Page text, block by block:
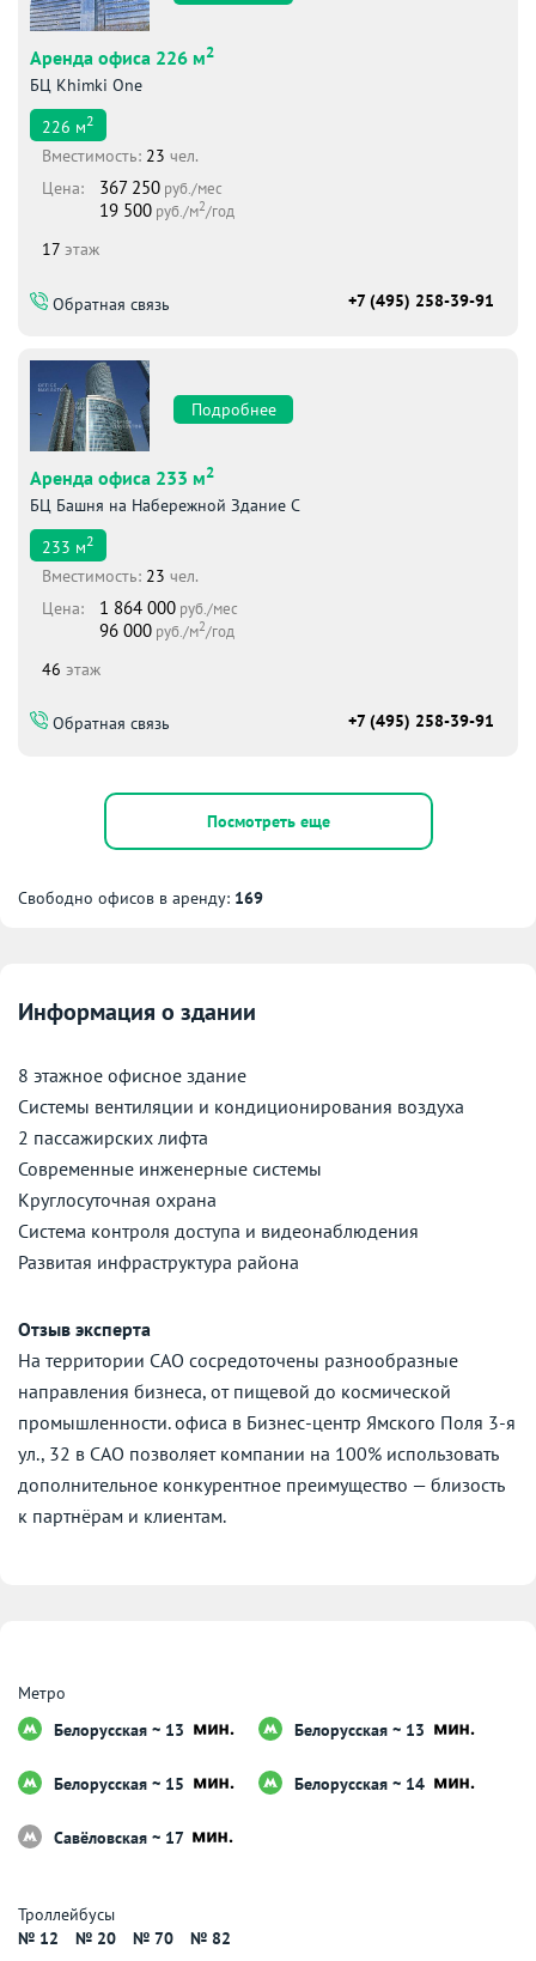
Аренда офиса 226 м2
БЦ Khimki One
226 м2
Вместимоcть: 23 чел.
Цена:
367 250 руб./мес
19 500 руб./м2/год
17 этаж
Обратная связь +7 (495) 258-39-91
Подробнее
Аренда офиса 233 м2
БЦ Башня на Набережной Здание С
233 м2
Вместимоcть: 23 чел.
Цена:
1 864 000 руб./мес
96 000 руб./м2/год
46 этаж
Обратная связь +7 (495) 258-39-91
Посмотреть еще
Свободно офисов в аренду: 169
Информация о здании
8 этажное офисное здание
Системы вентиляции и кондиционирования воздуха
2 пассажирских лифта
Современные инженерные системы
Круглосуточная охрана
Cистема контроля доступа и видеонаблюдения
Развитая инфраструктура района
Отзыв эксперта
На территории САО сосредоточены разнообразные
направления бизнеса, от пищевой до космической
промышленности. офиса в Бизнес-центр Ямского Поля 3-я
ул., 32 в САО позволяет компании на 100% использовать
дополнительное конкурентное преимущество — близость
к партнёрам и клиентам.
Метро
Белорусская ~ 13
Белорусская ~ 13
Белорусская ~ 15 Белорусская ~ 14
Савёловская ~ 17
Троллейбусы
№ 12
№ 20 № 70 № 82